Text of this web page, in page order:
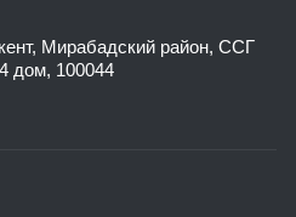
Мирабадский район, ССГ
дом, 100044